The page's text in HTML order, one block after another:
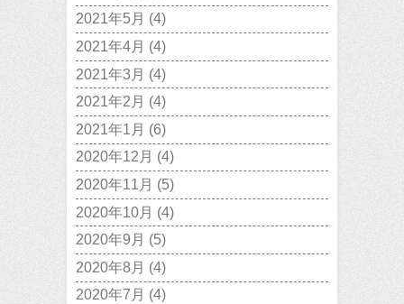
2021年5月 (4)
2021年4月 (4)
2021年3月 (4)
2021年2月 (4)
2021年1月 (6)
2020年12月 (4)
2020年11月 (5)
2020年10月 (4)
2020年9月 (5)
2020年8月 (4)
2020年7月 (4)